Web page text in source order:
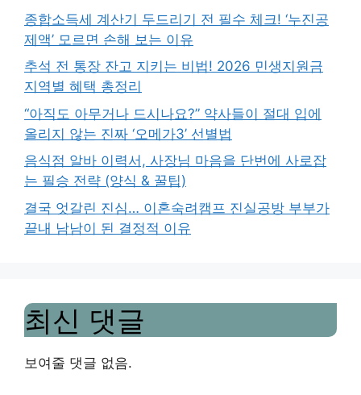
종합소득세 계산기 두드리기 전 필수 체크! ‘누진공
제액’ 모르면 손해 보는 이유
추석 전 통장 잔고 지키는 비법! 2026 민생지원금
지역별 혜택 총정리
“아직도 아무거나 드시나요?” 약사들이 절대 입에
올리지 않는 진짜 ‘오메가3’ 선별법
음식점 알바 이력서, 사장님 마음을 단번에 사로잡
는 필승 전략 (양식 & 꿀팁)
결국 엇갈린 진심… 이혼숙려캠프 진실공방 부부가
끝내 남남이 된 결정적 이유
최신 댓글
보여줄 댓글 없음.